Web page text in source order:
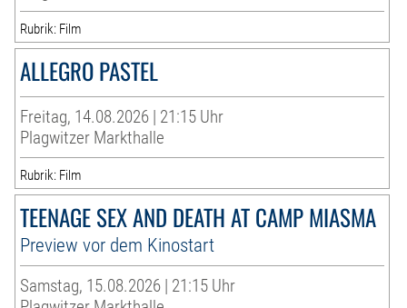
Rubrik: Film
ALLEGRO PASTEL
Freitag, 14.08.2026 | 21:15 Uhr
Plagwitzer Markthalle
Rubrik: Film
TEENAGE SEX AND DEATH AT CAMP MIASMA
Preview vor dem Kinostart
Samstag, 15.08.2026 | 21:15 Uhr